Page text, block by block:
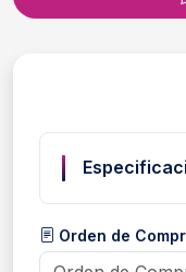
Orden de